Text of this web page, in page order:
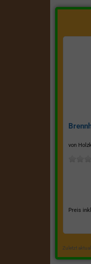
von
Preis
Zuletzt